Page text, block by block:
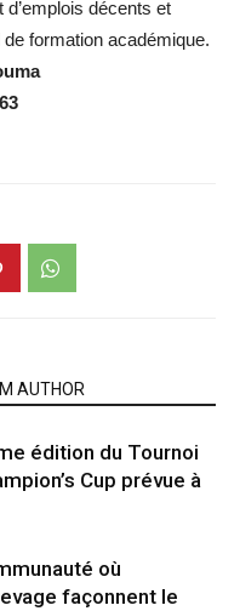
décents et
formation académique.
AUTHOR
édition du Tournoi
Cup prévue à
où
façonnent le